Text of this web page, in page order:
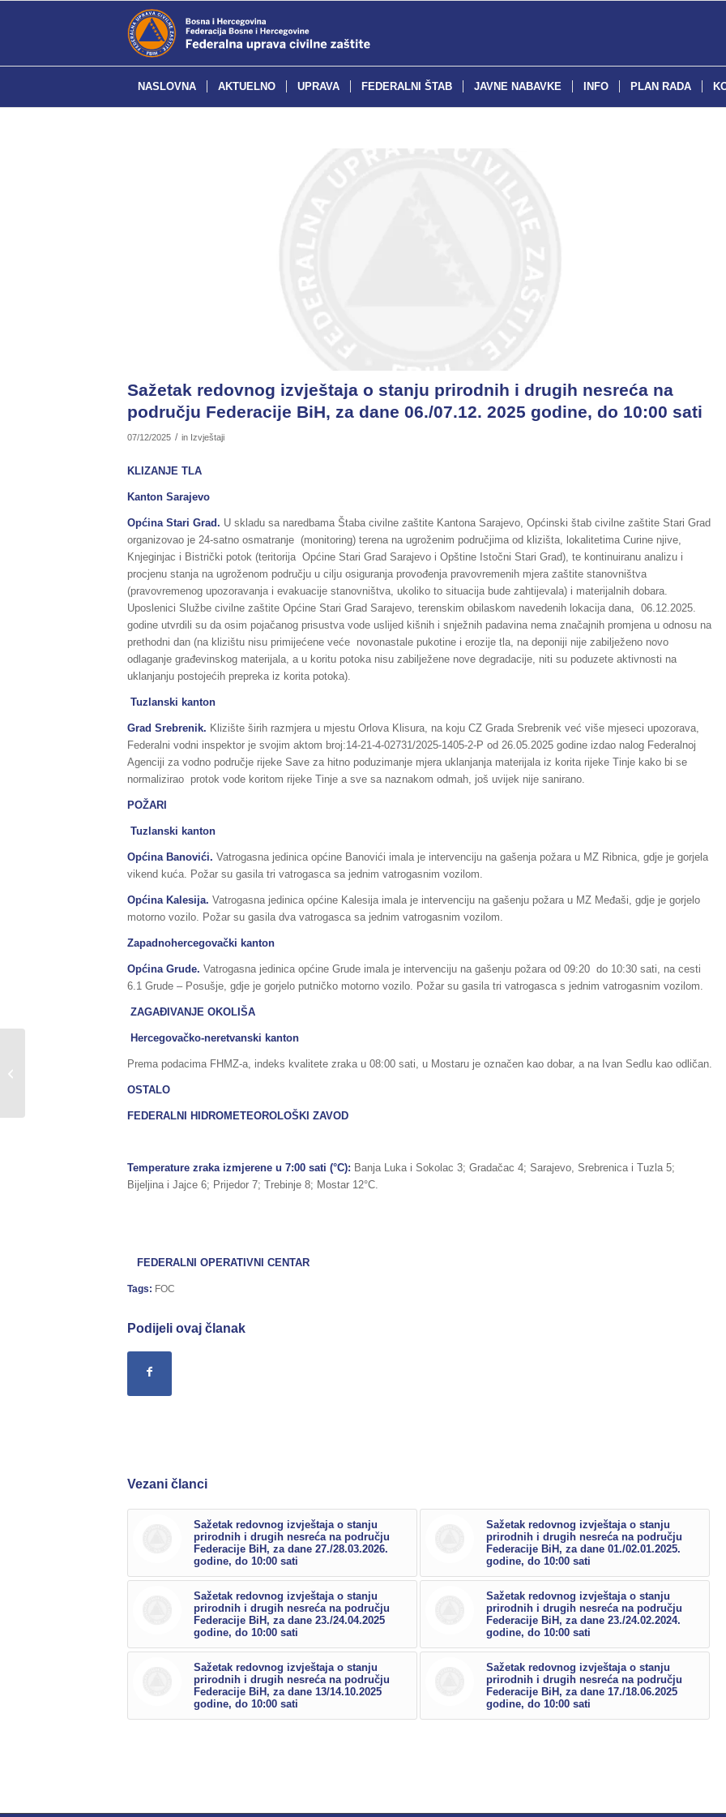
NASLOVNA AKTUELNO UPRAVA FEDERALNI ŠTAB JAVNE NABAVKE INFO PLAN RADA
Sažetak redovnog izvještaja o stanju prirodnih i drugih nesreća na
području Federacije BiH, za dane 06./07.12. 2025 godine, do 10:00 sati
07/12/2025 / in Izvještaji
KLIZANJE TLA
Kanton Sarajevo
Općina Stari Grad. U skladu sa naredbama Štaba civilne zaštite Kantona Sarajevo, Općinski štab civilne zaštite Stari Grad
organizovao je 24-satno osmatranje (monitoring) terena na ugroženim područjima od klizišta, lokalitetima Curine njive,
Knjeginjac i Bistrički potok (teritorija Općine Stari Grad Sarajevo i Opštine Istočni Stari Grad), te kontinuiranu analizu i
procjenu stanja na ugroženom području u cilju osiguranja provođenja pravovremenih mjera zaštite stanovništva
(pravovremenog upozoravanja i evakuacije stanovništva, ukoliko to situacija bude zahtijevala) i materijalnih dobara.
Uposlenici Službe civilne zaštite Općine Stari Grad Sarajevo, terenskim obilaskom navedenih lokacija dana, 06.12.2025.
godine utvrdili su da osim pojačanog prisustva vode uslijed kišnih i snježnih padavina nema značajnih promjena u odnosu na
prethodni dan (na klizištu nisu primijećene veće novonastale pukotine i erozije tla, na deponiji nije zabilježeno novo
odlaganje građevinskog materijala, a u koritu potoka nisu zabilježene nove degradacije, niti su poduzete aktivnosti na
uklanjanju postojećih prepreka iz korita potoka).
Tuzlanski kanton
Grad Srebrenik. Klizište širih razmjera u mjestu Orlova Klisura, na koju CZ Grada Srebrenik već više mjeseci upozorava,
Federalni vodni inspektor je svojim aktom broj:14-21-4-02731/2025-1405-2-P od 26.05.2025 godine izdao nalog Federalnoj
Agenciji za vodno područje rijeke Save za hitno poduzimanje mjera uklanjanja materijala iz korita rijeke Tinje kako bi se
normalizirao protok vode koritom rijeke Tinje a sve sa naznakom odmah, još uvijek nije sanirano.
POŽARI
Tuzlanski kanton
Općina Banovići. Vatrogasna jedinica općine Banovići imala je intervenciju na gašenja požara u MZ Ribnica, gdje je gorjela
vikend kuća. Požar su gasila tri vatrogasca sa jednim vatrogasnim vozilom.
Općina Kalesija. Vatrogasna jedinica općine Kalesija imala je intervenciju na gašenju požara u MZ Međaši, gdje je gorjelo
motorno vozilo. Požar su gasila dva vatrogasca sa jednim vatrogasnim vozilom.
Zapadnohercegovački kanton
Općina Grude. Vatrogasna jedinica općine Grude imala je intervenciju na gašenju požara od 09:20 do 10:30 sati, na cesti
6.1 Grude – Posušje, gdje je gorjelo putničko motorno vozilo. Požar su gasila tri vatrogasca s jednim vatrogasnim vozilom.
ZAGAĐIVANJE OKOLIŠA
Hercegovačko-neretvanski kanton
Prema podacima FHMZ-a, indeks kvalitete zraka u 08:00 sati, u Mostaru je označen kao dobar, a na Ivan Sedlu kao odličan.
OSTALO
FEDERALNI HIDROMETEOROLOŠKI ZAVOD
Temperature zraka izmjerene u 7:00 sati (°C): Banja Luka i Sokolac 3; Gradačac 4; Sarajevo, Srebrenica i Tuzla 5;
Bijeljina i Jajce 6; Prijedor 7; Trebinje 8; Mostar 12°C.
FEDERALNI OPERATIVNI CENTAR
Tags: FOC
Podijeli ovaj članak
Vezani članci
Sažetak redovnog izvještaja o stanju
prirodnih i drugih nesreća na području
Federacije BiH, za dane 27./28.03.2026.
godine, do 10:00 sati
Sažetak redovnog izvještaja o stanju
prirodnih i drugih nesreća na području
Federacije BiH, za dane 01./02.01.2025.
godine, do 10:00 sati
Sažetak redovnog izvještaja o stanju
prirodnih i drugih nesreća na području
Federacije BiH, za dane 23./24.04.2025
godine, do 10:00 sati
Sažetak redovnog izvještaja o stanju
prirodnih i drugih nesreća na području
Federacije BiH, za dane 23./24.02.2024.
godine, do 10:00 sati
Sažetak redovnog izvještaja o stanju
prirodnih i drugih nesreća na području
Federacije BiH, za dane 13/14.10.2025
godine, do 10:00 sati
Sažetak redovnog izvještaja o stanju
prirodnih i drugih nesreća na području
Federacije BiH, za dane 17./18.06.2025
godine, do 10:00 sati